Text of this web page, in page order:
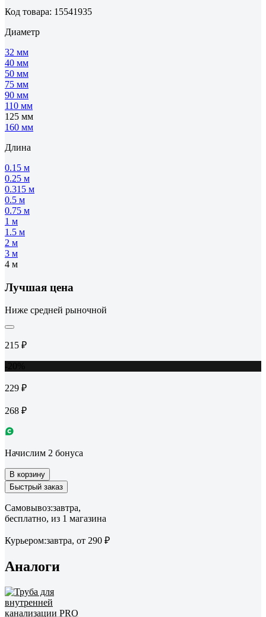
Код товара: 15541935
Диаметр
32 мм
40 мм
50 мм
75 мм
90 мм
110 мм
125 мм
160 мм
Длина
0.15 м
0.25 м
0.315 м
0.5 м
0.75 м
1 м
1.5 м
2 м
3 м
4 м
Лучшая цена
Ниже средней рыночной
215 ₽
229 ₽
268 ₽
Начислим 2 бонуса
В корзину
Быстрый заказ
Самовывоз:завтра,
бесплатно, из 1 магазина
Курьером:завтра, от 290 ₽
Аналоги